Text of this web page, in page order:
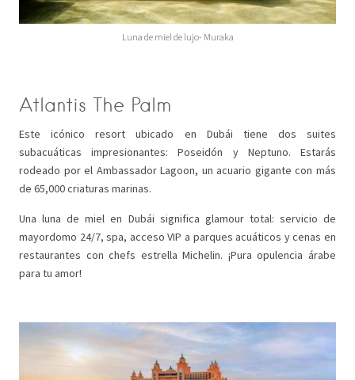
Luna de miel de lujo- Muraka
Atlantis The Palm
Este icónico resort ubicado en Dubái tiene dos suites
subacuáticas impresionantes: Poseidón y Neptuno. Estarás
rodeado por el Ambassador Lagoon, un acuario gigante con más
de 65,000 criaturas marinas.
Una luna de miel en Dubái significa glamour total: servicio de
mayordomo 24/7, spa, acceso VIP a parques acuáticos y cenas en
restaurantes con chefs estrella Michelin. ¡Pura opulencia árabe
para tu amor!